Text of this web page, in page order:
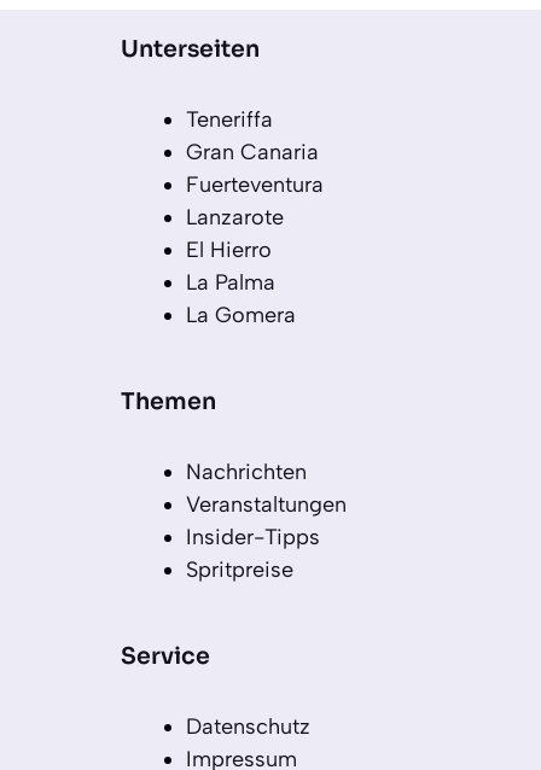
Unterseiten
Teneriffa
Gran Canaria
Fuerteventura
Lanzarote
El Hierro
La Palma
La Gomera
Themen
Nachrichten
Veranstaltungen
Insider-Tipps
Spritpreise
Service
Datenschutz
Impressum